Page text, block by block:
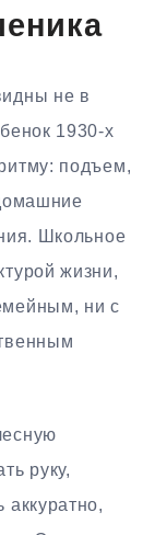
не в
1930-х
подъем,
Школьное
жизни,
ни с
руку,
аккуратно,